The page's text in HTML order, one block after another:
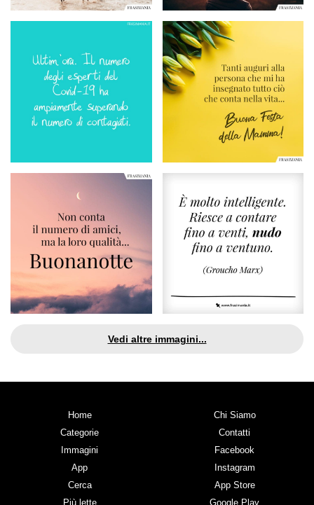
Vedi altre immagini...
Home
Categorie
Immagini
App
Cerca
Più lette
Chi Siamo
Contatti
Facebook
Instagram
App Store
Google Play